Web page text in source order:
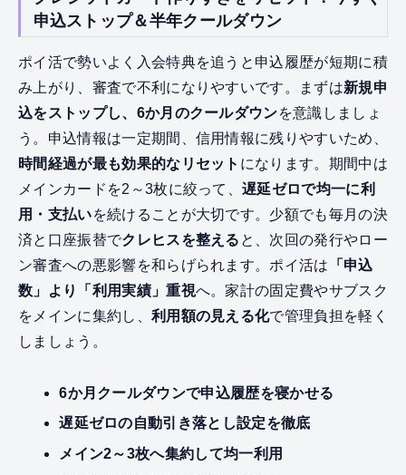
申込ストップ＆半年クールダウン
ポイ活で勢いよく入会特典を追うと申込履歴が短期に積
み上がり、審査で不利になりやすいです。まずは新規申
込をストップし、6か月のクールダウンを意識しましょ
う。申込情報は一定期間、信用情報に残りやすいため、
時間経過が最も効果的なリセット になります。期間中は
メインカードを2～3枚に絞って、遅延ゼロで均一に利
用・支払いを続けることが大切です。少額でも毎月の決
済と口座振替でクレヒスを整える と、次回の発行やロー
ン審査への悪影響を和らげられます。ポイ活は
「申込
数」より「利用実績」重視へ。家計の固定費やサブスク
をメインに集約し、 利用額の見える化で管理負担を軽く
しましょう。
6か月クールダウンで申込履歴を寝かせる
遅延ゼロの自動引き落とし設定を徹底
メイン2～3枚へ集約して均一利用